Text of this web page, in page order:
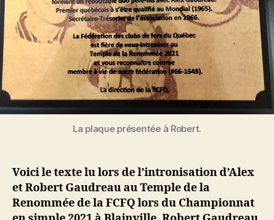
La plaque présentée à Robert.
Voici le texte lu lors de l’intronisation d’Alex
et Robert Gaudreau au Temple de la
Renommée de la FCFQ lors du Championnat